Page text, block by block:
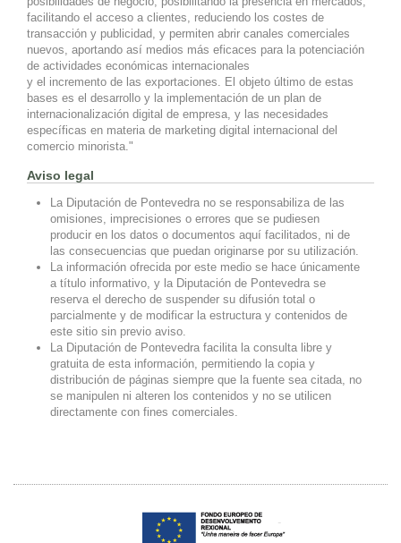
facilitando el acceso a clientes, reduciendo los costes de
transacción y publicidad, y permiten abrir canales comerciales
nuevos, aportando así medios más eficaces para la potenciación
de actividades económicas internacionales
y el incremento de las exportaciones. El objeto último de estas
bases es el desarrollo y la implementación de un plan de
internacionalización digital de empresa, y las necesidades
específicas en materia de marketing digital internacional del
comercio minorista."
Aviso legal
La Diputación de Pontevedra no se responsabiliza de las
omisiones, imprecisiones o errores que se pudiesen
producir en los datos o documentos aquí facilitados, ni de
las consecuencias que puedan originarse por su utilización.
La información ofrecida por este medio se hace únicamente
a título informativo, y la Diputación de Pontevedra se
reserva el derecho de suspender su difusión total o
parcialmente y de modificar la estructura y contenidos de
este sitio sin previo aviso.
La Diputación de Pontevedra facilita la consulta libre y
gratuita de esta información, permitiendo la copia y
distribución de páginas siempre que la fuente sea citada, no
se manipulen ni alteren los contenidos y no se utilicen
directamente con fines comerciales.